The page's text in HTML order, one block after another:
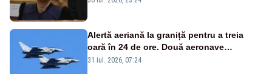
Alertă aeriană la graniță pentru a treia
oară în 24 de ore. Două aeronave
Eurofighter britanice au fost ridicate de la
31 iul. 2026, 07:24